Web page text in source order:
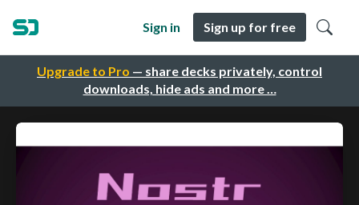
Upgrade to Pro — share decks privately, control
downloads, hide ads and more …
Sign in Sign up for free